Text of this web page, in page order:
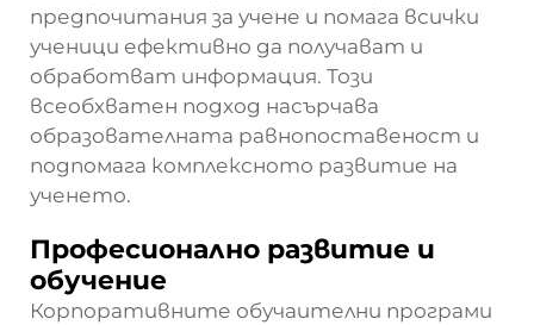
предпочитания за учене и помага всички
ученици ефективно да получават и
обработват информация. Този
всеобхватен подход насърчава
образователната равнопоставеност и
подпомага комплексното развитие на
ученето.
Професионално развитие и
обучение
Корпоративните обучаителни програми